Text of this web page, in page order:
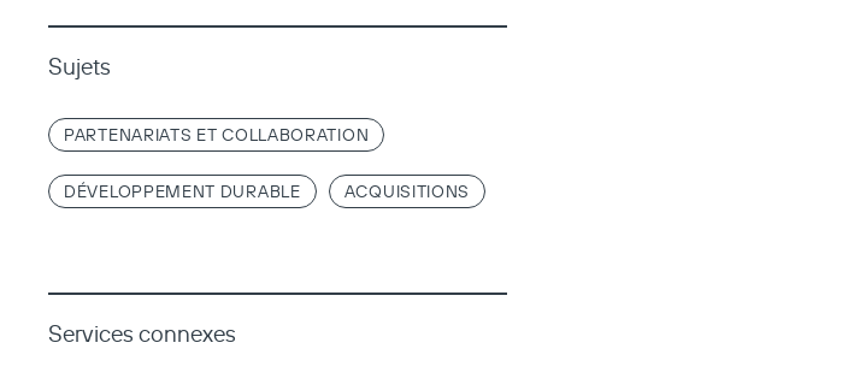
Sujets
PARTENARIATS ET COLLABORATION
DÉVELOPPEMENT DURABLE ACQUISITIONS
Services connexes